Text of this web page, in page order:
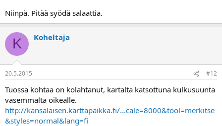
Niinpä. Pitää syödä salaattia.
K Koheltaja
20.5.2015 #12
Tuossa kohtaa on kolahtanut, kartalta katsottuna kulkusuunta
vasemmalta oikealle.
http://kansalaisen.karttapaikka.fi/...cale=8000&tool=merkitse
&styles=normal&lang=fi